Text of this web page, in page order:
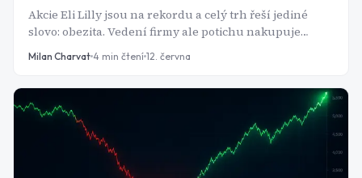
Akcie Eli Lilly jsou na rekordu a celý trh řeší jediné
slovo: obezita. Vedení firmy ale potichu nakupuje
úplně jinde. A ten nákup prozrazuje, čeho se sama Lilly
Milan Charvat 4 min čtení 12. června